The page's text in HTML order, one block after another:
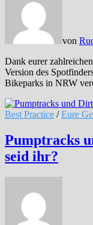
von
Dank eurer
Version des
Bikeparks in NRW
Best Practice /Eure
Pumptracks
seid ihr?